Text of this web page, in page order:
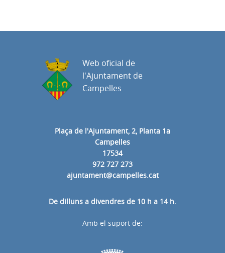
Plaça de l'Ajuntament, 2, Planta 1a
Campelles
17534
972 727 273
ajuntament@campelles.cat
De dilluns a divendres de 10 h a 14 h.
Web oficial de
l'Ajuntament de
Campelles
Amb el suport de: